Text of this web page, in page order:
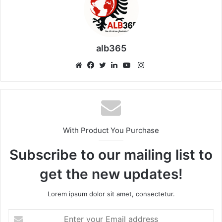
alb365
Instagram
With Product You Purchase
Subscribe to our mailing list to
get the new updates!
Lorem ipsum dolor sit amet, consectetur.